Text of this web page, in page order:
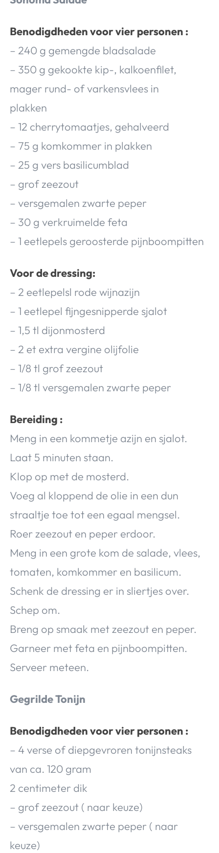
Benodigdheden voor vier personen :
– 240 g gemengde bladsalade
– 350 g gekookte kip-, kalkoenfilet,
mager rund- of varkensvlees in
plakken
– 12 cherrytomaatjes, gehalveerd
– 75 g komkommer in plakken
– 25 g vers basilicumblad
– grof zeezout
– versgemalen zwarte peper
– 30 g verkruimelde feta
– 1 eetlepels geroosterde pijnboompitten
Voor de dressing:
– 2 eetlepelsl rode wijnazijn
– 1 eetlepel fijngesnipperde sjalot
– 1,5 tl dijonmosterd
– 2 et extra vergine olijfolie
– 1/8 tl grof zeezout
– 1/8 tl versgemalen zwarte peper
Bereiding :
Meng in een kommetje azijn en sjalot.
Laat 5 minuten staan.
Klop op met de mosterd.
Voeg al kloppend de olie in een dun
straaltje toe tot een egaal mengsel.
Roer zeezout en peper erdoor.
Meng in een grote kom de salade, vlees,
tomaten, komkommer en basilicum.
Schenk de dressing er in sliertjes over.
Schep om.
Breng op smaak met zeezout en peper.
Garneer met feta en pijnboompitten.
Serveer meteen.
Gegrilde Tonijn
Benodigdheden voor vier personen :
– 4 verse of diepgevroren tonijnsteaks
van ca. 120 gram
2 centimeter dik
– grof zeezout ( naar keuze)
– versgemalen zwarte peper ( naar
keuze)